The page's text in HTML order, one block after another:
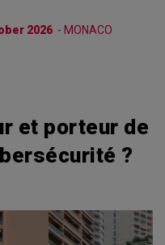
2026 - MONACO
et porteur de
?